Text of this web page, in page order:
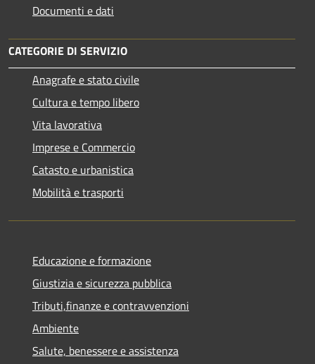
Documenti e dati
CATEGORIE DI SERVIZIO
Anagrafe e stato civile
Cultura e tempo libero
Vita lavorativa
Imprese e Commercio
Catasto e urbanistica
Mobilità e trasporti
Educazione e formazione
Giustizia e sicurezza pubblica
Tributi,finanze e contravvenzioni
Ambiente
Salute, benessere e assistenza